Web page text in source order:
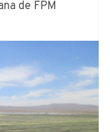
de FPM